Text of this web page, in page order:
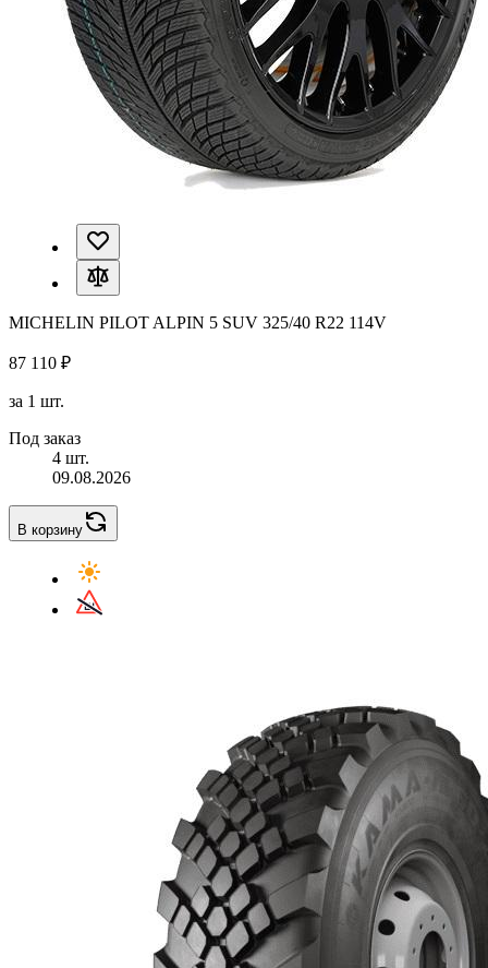
MICHELIN PILOT ALPIN 5 SUV 325/40 R22 114V
87 110 ₽
за 1 шт.
Под заказ
4 шт.
09.08.2026
В корзину